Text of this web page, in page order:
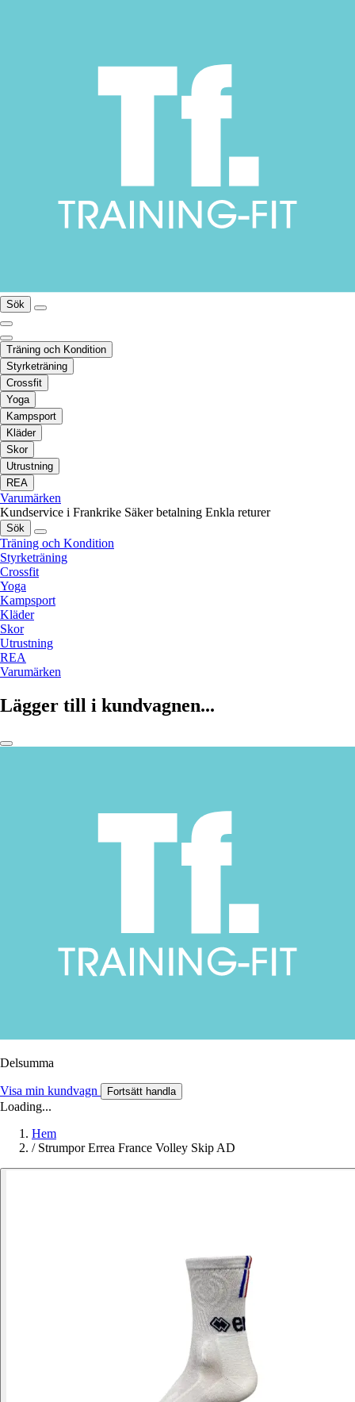
Sök
Träning och Kondition
Styrketräning
Crossfit
Yoga
Kampsport
Kläder
Skor
Utrustning
REA
Varumärken
Kundservice i Frankrike Säker betalning Enkla returer
Sök
Träning och Kondition
Styrketräning
Crossfit
Yoga
Kampsport
Kläder
Skor
Utrustning
REA
Varumärken
Lägger till i kundvagnen...
Delsumma
Visa min kundvagn Fortsätt handla
Loading...
Hem
/ Strumpor Errea France Volley Skip AD